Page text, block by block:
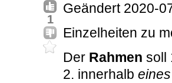
1
Geändert 2020-
Einzelheiten zu
Der Rahmen soll
2. innerhalb